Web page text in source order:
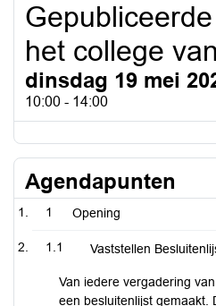
het college
dinsdag 19 mei
10:00 - 14:00
Agendapunten
1 Opening
1.1 Vaststellen
Van iedere vergadering
een besluitenlijst gemaakt.